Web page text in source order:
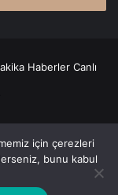
Haberler Canlı
Instagram
için çerezleri
bunu kabul